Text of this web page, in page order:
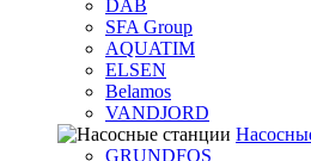
DAB
SFA Group
AQUATIM
ELSEN
Belamos
VANDJORD
GRUNDFOS